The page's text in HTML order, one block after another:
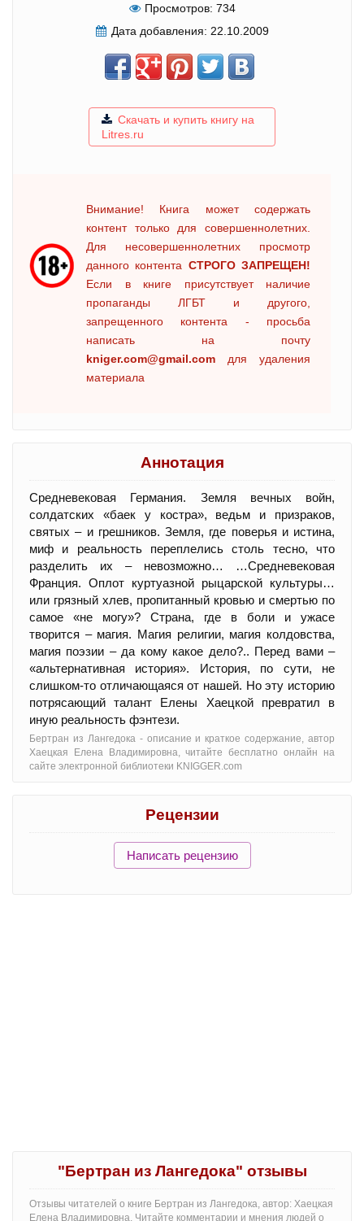
Просмотров: 734
Дата добавления: 22.10.2009
Скачать и купить книгу на
Litres.ru
Внимание! Книга может содержать
контент только для совершеннолетних.
Для несовершеннолетних просмотр
данного контента СТРОГО ЗАПРЕЩЕН!
Если в книге присутствует наличие
пропаганды ЛГБТ и другого,
запрещенного контента - просьба
написать на почту
kniger.com@gmail.com для удаления
материала
Аннотация
Средневековая Германия. Земля вечных войн,
солдатских «баек у костра», ведьм и призраков,
святых – и грешников. Земля, где поверья и истина,
миф и реальность переплелись столь тесно, что
разделить их – невозможно… …Средневековая
Франция. Оплот куртуазной рыцарской культуры…
или грязный хлев, пропитанный кровью и смертью по
самое «не могу»? Страна, где в боли и ужасе
творится – магия. Магия религии, магия колдовства,
магия поэзии – да кому какое дело?.. Перед вами –
«альтернативная история». История, по сути, не
слишком-то отличающаяся от нашей. Но эту историю
потрясающий талант Елены Хаецкой превратил в
иную реальность фэнтези.
Бертран из Лангедока - oписание и краткое содержание, автор
Хаецкая Елена Владимировна, читайте бесплатно онлайн на
сайте электронной библиотеки KNIGGER.com
Рецензии
Написать рецензию
"Бертран из Лангедока" отзывы
Отзывы читателей о книге Бертран из Лангедока, автор: Хаецкая
Елена Владимировна. Читайте комментарии и мнения людей о